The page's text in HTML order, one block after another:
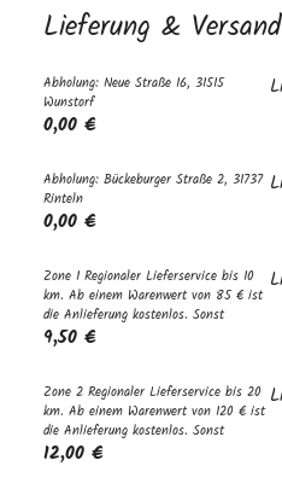
Lieferung & Versand
Abholung: Neue Straße 16, 31515
Wunstorf
0,00 €
Abholung: Bückeburger Straße 2, 31737
Rinteln
0,00 €
Zone 1 Regionaler Lieferservice bis 10
km. Ab einem Warenwert von 85 € ist
die Anlieferung kostenlos. Sonst
9,50 €
Zone 2 Regionaler Lieferservice bis 20
km. Ab einem Warenwert von 120 € ist
die Anlieferung kostenlos. Sonst
12,00 €